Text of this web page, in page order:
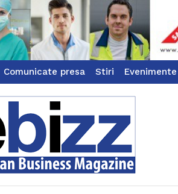
Comunicate presa Stiri Evenimente